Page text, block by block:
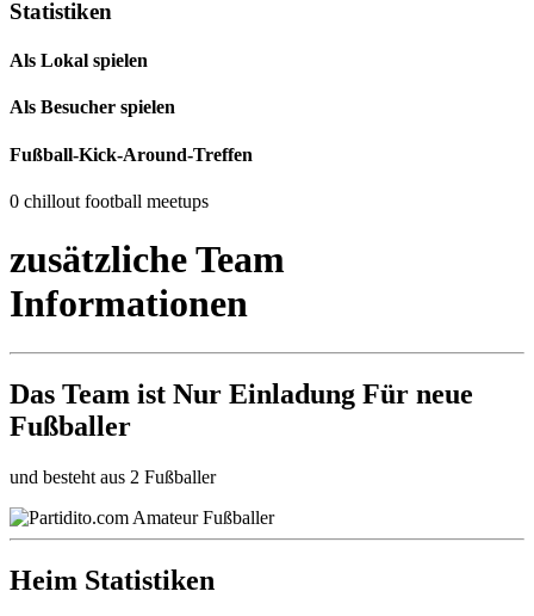
Statistiken
Als Lokal spielen
Als Besucher spielen
Fußball-Kick-Around-Treffen
0 chillout football meetups
zusätzliche Team
Informationen
Das Team ist Nur Einladung Für neue
Fußballer
und besteht aus 2 Fußballer
Heim Statistiken